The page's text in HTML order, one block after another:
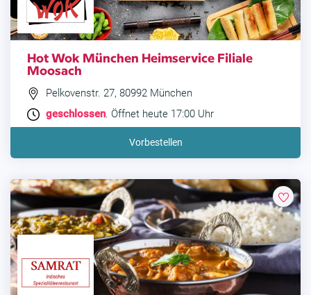
Hot Wok München Heimservice Filiale
Moosach
Pelkovenstr. 27, 80992 München
geschlossen. Öffnet heute 17:00 Uhr
Vorbestellen